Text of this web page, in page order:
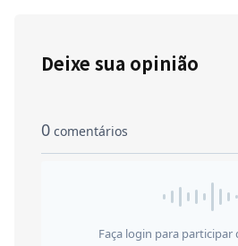
Deixe sua opinião